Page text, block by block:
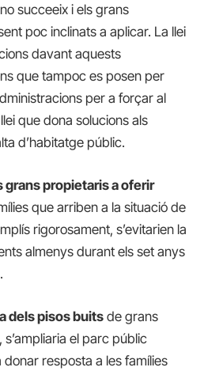
succeeix i els grans
poc inclinats a aplicar. La llei
davant aquests
que tampoc es posen per
per a forçar al
que dona solucions als
d’habitatge públic.
propietaris a oferir
que arriben a la situació de
rigorosament, s’evitarien la
almenys durant els set anys
dels pisos buits de grans
el parc públic
donar resposta a les famílies